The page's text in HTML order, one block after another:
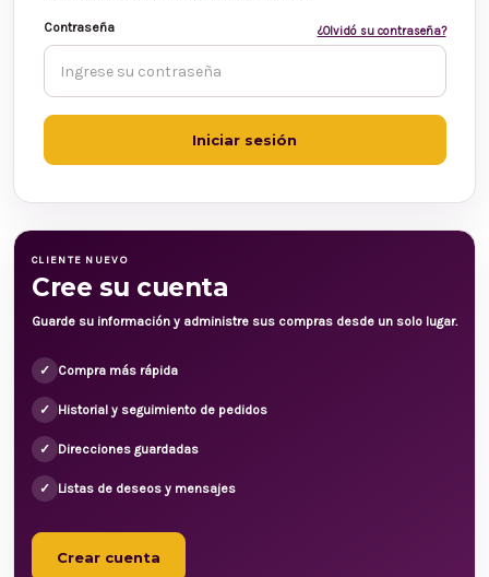
Contraseña ¿Olvidó su contraseña?
CLIENTE NUEVO
Cree su cuenta
Guarde su información y administre sus compras desde un solo lugar.
✓ Compra más rápida
✓ Historial y seguimiento de pedidos
✓ Direcciones guardadas
✓ Listas de deseos y mensajes
Crear cuenta